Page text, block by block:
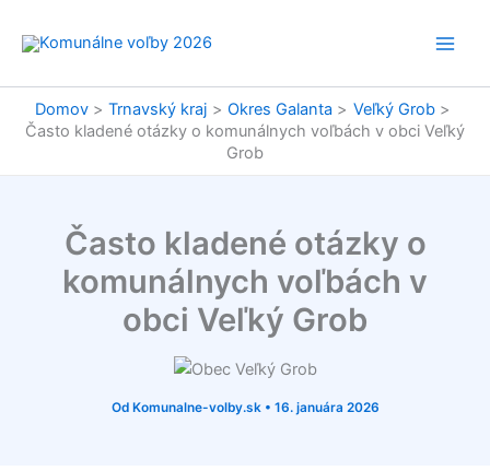
Domov Trnavský kraj Okres Galanta
Veľký Grob
Často kladené otázky o komunálnych voľbách v obci Veľký
Grob
Často kladené otázky o
komunálnych voľbách v
obci Veľký Grob
Od Komunalne-volby.sk • 16. januára 2026